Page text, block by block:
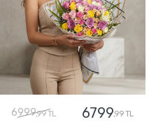
6999,99 TL 6799,99 TL